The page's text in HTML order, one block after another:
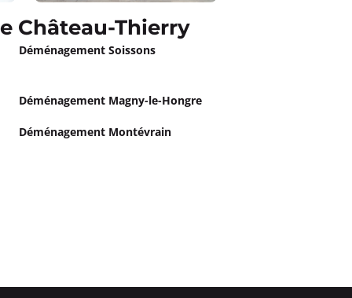
Château-Thierry
Déménagement Soissons
Déménagement Magny-le-Hongre
Déménagement Montévrain